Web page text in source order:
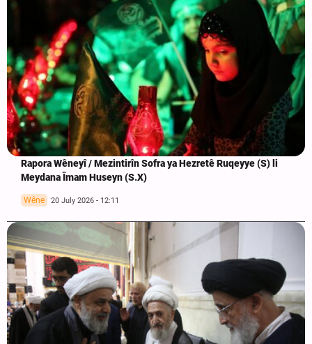
Rapora Wêneyî / Mezintirîn Sofra ya Hezretê Ruqeyye (S) li
Meydana Îmam Huseyn (S.X)
Wêne 20 July 2026 - 12:11